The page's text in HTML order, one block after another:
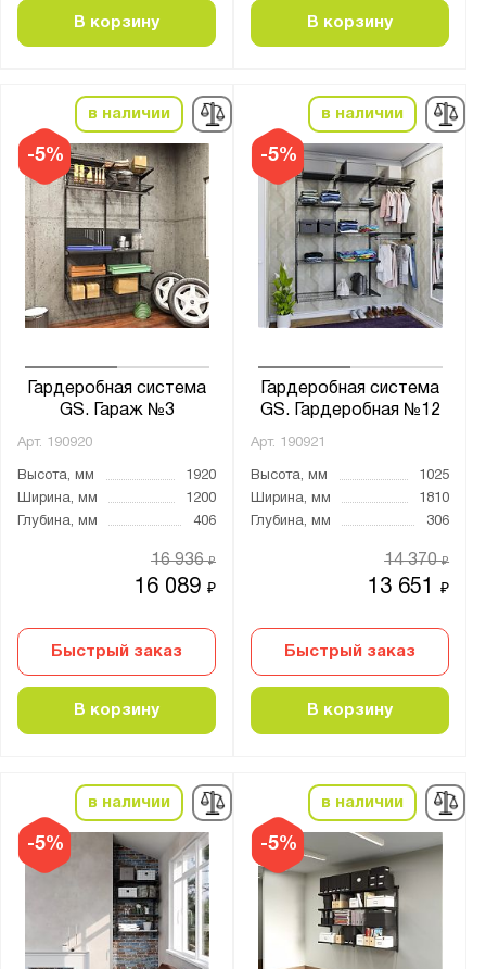
В корзину В корзину
-5%
в наличии
Гардеробная система
GS. Гараж №3
Арт. 190920
Высота, мм
1920
Ширина, мм
1200
Глубина, мм
406
16 089₽
16 936₽
Быстрый заказ
В корзину
-5%
в наличии
Гардеробная система
GS. Гардеробная №12
Арт. 190921
Высота, мм
1025
Ширина, мм
1810
Глубина, мм
306
13 651₽
14 370₽
Быстрый заказ
В корзину
-5%
в наличии
-5%
в наличии
Антрацитово-серый (RAL 7016)
Белый (0101 PE)
Муар металлик (RAL 9005)
Сигнальный белый (RAL 9003)
Транспортный белый (RAL 9016)
Материал:
Особенности:
Для гаража
Для гардеробной
Для гостиной
Для дачи
Для детской
Для кладовой
Для мастерской
Для прихожей
Цвет:
Серебристый
белый
графит